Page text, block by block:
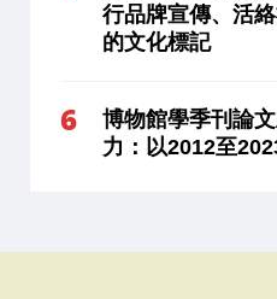
行品牌宣傳、活
的文化標記
博物館學季刊論
力：以2012至